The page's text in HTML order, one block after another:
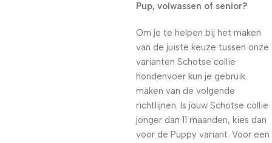
Pup, volwassen of senior?
Om je te helpen bij het maken
van de juiste keuze tussen onze
varianten Schotse collie
hondenvoer kun je gebruik
maken van de volgende
richtlijnen. Is jouw Schotse collie
jonger dan 11 maanden, kies dan
voor de Puppy variant. Voor een